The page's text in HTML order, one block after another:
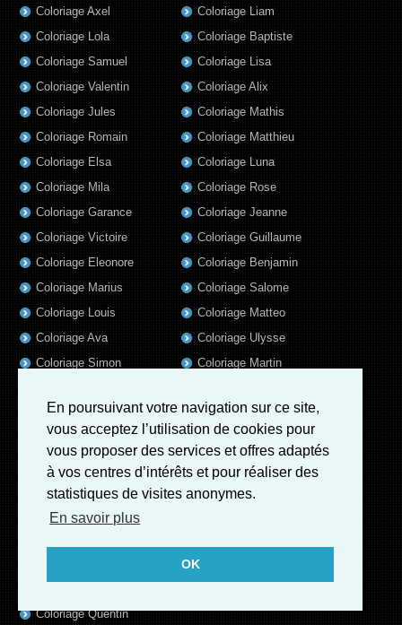
En poursuivant votre navigation sur ce site,
vous acceptez l’utilisation de cookies pour
vous proposer des services et offres adaptés
à vos centres d’intérêts et pour réaliser des
statistiques de visites anonymes.
En savoir plus
OK
Coloriage Axel
Coloriage Lola
Coloriage Samuel
Coloriage Valentin
Coloriage Jules
Coloriage Romain
Coloriage Elsa
Coloriage Mila
Coloriage Garance
Coloriage Victoire
Coloriage Eleonore
Coloriage Marius
Coloriage Louis
Coloriage Ava
Coloriage Simon
Coloriage Lina
Coloriage Nina
Coloriage Arthur
Coloriage Noe
Coloriage William
Coloriage Liam
Coloriage Baptiste
Coloriage Lisa
Coloriage Alix
Coloriage Mathis
Coloriage Matthieu
Coloriage Luna
Coloriage Rose
Coloriage Jeanne
Coloriage Guillaume
Coloriage Benjamin
Coloriage Salome
Coloriage Matteo
Coloriage Ulysse
Coloriage Martin
Coloriage Heloïse
Coloriage Felix
Coloriage Rayan
Coloriage Iris
Coloriage Quentin